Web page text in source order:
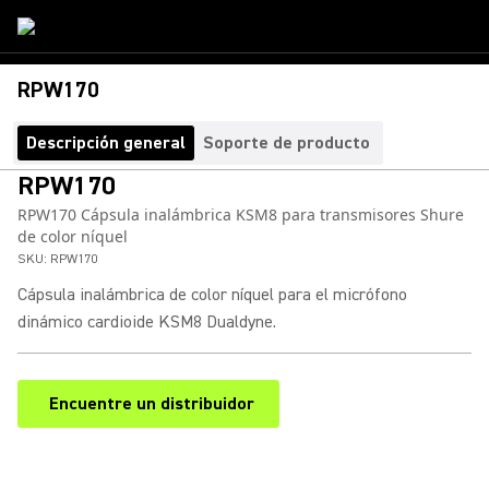
RPW170
Descripción general Soporte de producto
RPW170
RPW170 Cápsula inalámbrica KSM8 para transmisores Shure
de color níquel
SKU: RPW170
Cápsula inalámbrica de color níquel para el micrófono
dinámico cardioide KSM8 Dualdyne.
Encuentre un distribuidor
(Opens in a new tab)